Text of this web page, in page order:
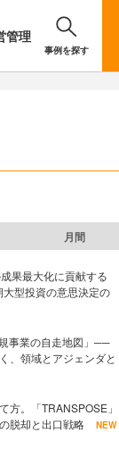
管理
事例を探す
月間
果最大化に貢献する
型投資の意思決定の
事業の自走地図」──
、領域とアジェンダと
方。「TRANSPOSE」
脱却と出口戦略
NEW